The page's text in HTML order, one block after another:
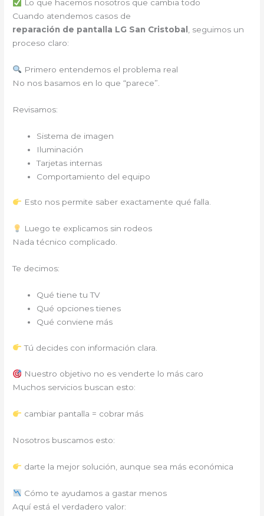
Lo que hacemos nosotros que cambia todo
Cuando atendemos casos de
reparación de pantalla LG San Cristobal , seguimos un
proceso claro:
Primero entendemos el problema real
No nos basamos en lo que “parece”.
Revisamos:
Sistema de imagen
Iluminación
Tarjetas internas
Comportamiento del equipo
Esto nos permite saber exactamente qué falla.
Luego te explicamos sin rodeos
Nada técnico complicado.
Te decimos:
Qué tiene tu TV
Qué opciones tienes
Qué conviene más
Tú decides con información clara.
Nuestro objetivo no es venderte lo más caro
Muchos servicios buscan esto:
cambiar pantalla = cobrar más
Nosotros buscamos esto:
darte la mejor solución, aunque sea más económica
Cómo te ayudamos a gastar menos
Aquí está el verdadero valor: